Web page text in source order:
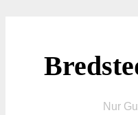
Nur